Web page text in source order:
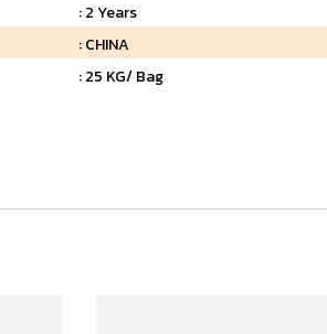
: 2 Years
: CHINA
: 25 KG/ Bag